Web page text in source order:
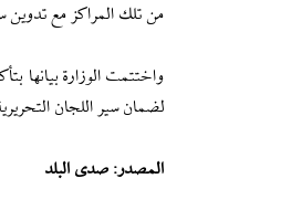
من تلك المراكز مع تدوين
واختتمت الوزارة بيانها
لضمان سير اللجان
المصدر: صدى البلد